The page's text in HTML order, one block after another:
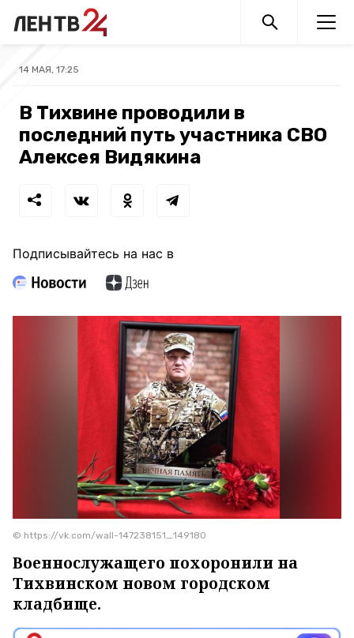
14 МАЯ, 17:25
В Тихвине проводили в
последний путь участника СВО
Алексея Видякина
Подписывайтесь на нас в
© https://vk.com/wall-147238151_149180
Военнослужащего похоронили на
Тихвинском новом городском
кладбище.